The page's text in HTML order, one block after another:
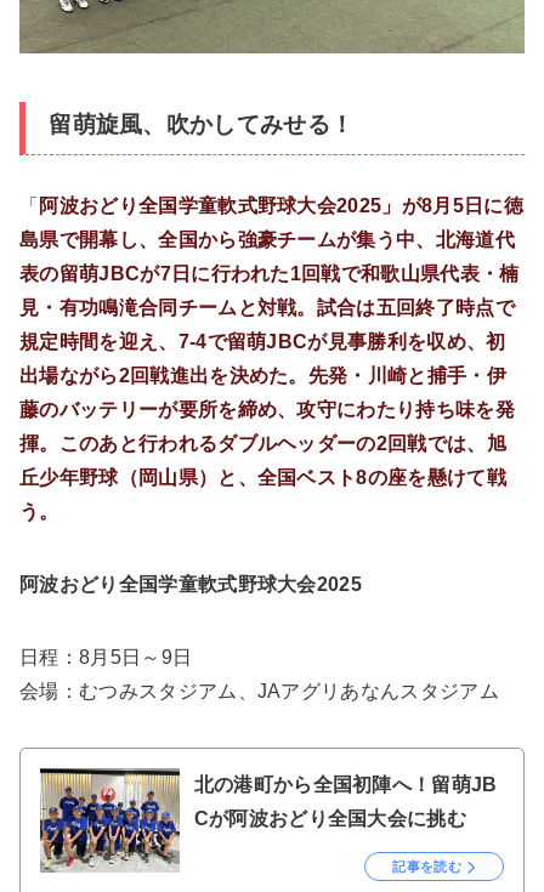
留萌旋風、吹かしてみせる！
「 阿波おどり全国学童軟式野球大会2025」が8月5日に徳
島県で開幕し、全国から強豪チームが集う中、北海道代
表の留萌JBCが7日に行われた1回戦で和歌山県代表・楠
見・有功鳴滝合同チームと対戦。試合は五回終了時点で
規定時間を迎え、7-4で留萌JBCが見事勝利を収め、初
出場ながら2回戦進出を決めた。先発・川崎と捕手・伊
藤のバッテリーが要所を締め、攻守にわたり持ち味を発
揮。このあと行われるダブルヘッダーの2回戦では、旭
丘少年野球（岡山県）と、全国ベスト8の座を懸けて戦
う。
阿波おどり全国学童軟式野球大会2025
日程：8月5日～9日
会場：むつみスタジアム、JAアグリあなんスタジアム
北の港町から全国初陣へ！留萌JB
Cが阿波おどり全国大会に挑む
記事を読む